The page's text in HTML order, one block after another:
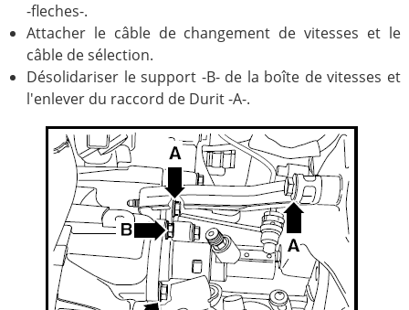
-fleches-.
Attacher le câble de changement de vitesses et le
câble de sélection.
Désolidariser le support -B- de la boîte de vitesses et
l'enlever du raccord de Durit -A-.